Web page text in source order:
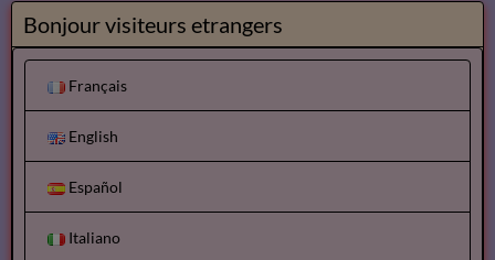
Bonjour visiteurs etrangers
Français
English
Español
Italiano